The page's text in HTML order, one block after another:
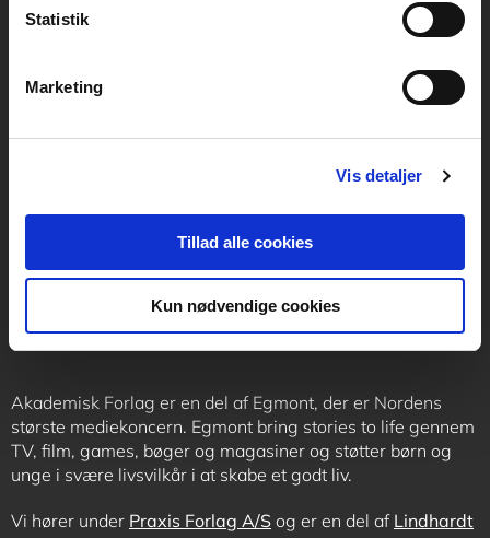
Statistik
Marketing
Vis detaljer
Tillad alle cookies
Kun nødvendige cookies
+45 70 24 00 00
Følg os
Akademisk Forlag er en del af Egmont, der er Nordens
største mediekoncern. Egmont bring stories to life gennem
TV, film, games, bøger og magasiner og støtter børn og
unge i svære livsvilkår i at skabe et godt liv.
Vi hører under Praxis Forlag A/S og er en del af Lindhardt